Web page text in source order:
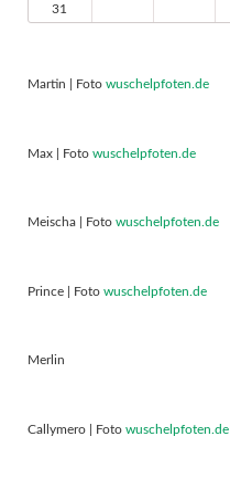
31
Martin | Foto wuschelpfoten.de
Max | Foto wuschelpfoten.de
Meischa | Foto wuschelpfoten.de
Prince | Foto wuschelpfoten.de
Merlin
Callymero | Foto wuschelpfoten.de